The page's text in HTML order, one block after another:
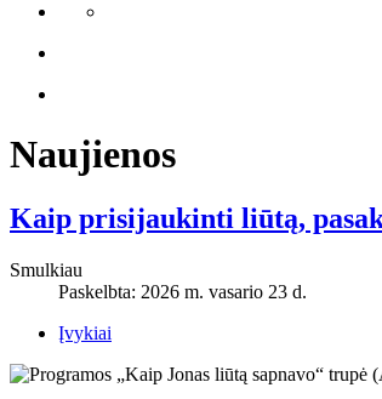
Naujienos
Kaip prisijaukinti liūtą,
Smulkiau
Paskelbta: 2026 m. vasario 23 d.
Įvykiai